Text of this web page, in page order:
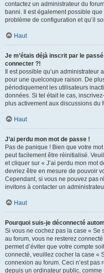
contactez un administrateur du
banni. Il est également possible
problème de configuration et qu’il
Haut
Je m’étais déjà inscrit par le
connecter ?!
Il est possible qu’un
pour une quelconque raison. De
périodiquement les utilisateurs
données. Si tel était le cas,
plus activement aux discussions du
Haut
J’ai perdu mon mot de passe !
Pas de panique ! Bien que votre
peut facilement être réinitialisé.
et cliquer sur « J’ai perdu mon mot
devriez être en mesure de pouvoir
Cependant, si vous ne pouvez pas
invitons à contacter un
Haut
Pourquoi suis-je déconnecté
Si vous ne cochez pas la case « Se
au forum, vous ne resterez
permet d’éviter que votre compte
connecté, veuillez cocher la case «
connexion au forum. Ceci n’est
depuis un ordinateur public,